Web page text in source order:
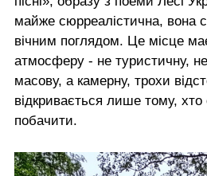
майже сюрреалістична, вона
вічним поглядом. Це місце
атмосферу - не туристичну,
масову, а камерну, трохи
відкривається лише тому, хто
побачити.